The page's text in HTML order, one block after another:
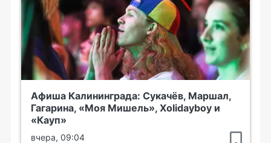
Афиша Калининграда: Сукачёв, Маршал,
Гагарина, «Моя Мишель», Xolidayboy и
«Кауп»
вчера, 09:04